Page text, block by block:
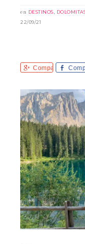
en DESTINOS,
22/09/21
Comparte